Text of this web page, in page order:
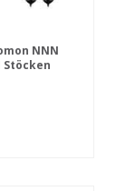
NNN
Stöcken